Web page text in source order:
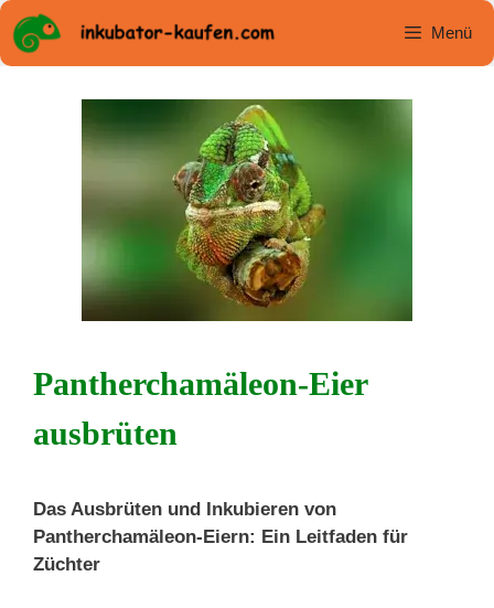
Zum
Inhalt
springen
Menü
Pantherchamäleon-Eier
ausbrüten
Das Ausbrüten und Inkubieren von
Pantherchamäleon-Eiern: Ein Leitfaden für
Züchter